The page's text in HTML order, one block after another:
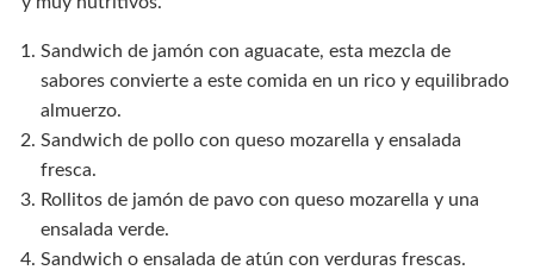
Sandwich de jamón con aguacate, esta mezcla de
sabores convierte a este comida en un rico y equilibrado
almuerzo.
Sandwich de pollo con queso mozarella y ensalada
fresca.
Rollitos de jamón de pavo con queso mozarella y una
ensalada verde.
Sandwich o ensalada de atún con verduras frescas.